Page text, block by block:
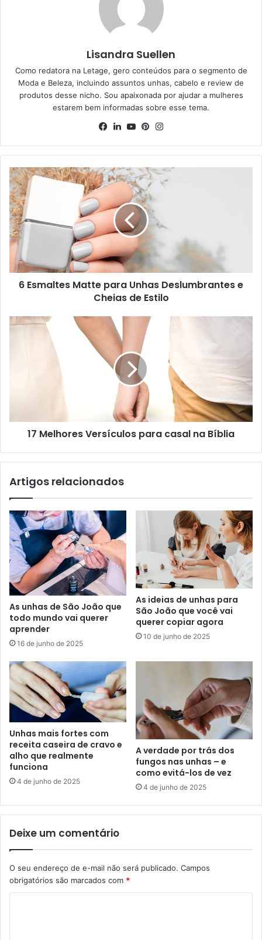
Lisandra Suellen
Como redatora na Letage, gero conteúdos para o segmento de
Moda e Beleza, incluindo assuntos unhas, cabelo e review de
produtos desse nicho. Sou apaixonada por ajudar a mulheres
estarem bem informadas sobre esse tema.
Facebook
Linkedin
YouTubePinterest
6 Esmaltes Matte para Unhas Deslumbrantes e
Cheias de Estilo
17 Melhores Versículos para casal na Bíblia
Artigos relacionados
As unhas de São João que
todo mundo vai querer
aprender
16 de junho de 2025
As ideias de unhas para
São João que você vai
querer copiar agora
10 de junho de 2025
Unhas mais fortes com
receita caseira de cravo e
alho que realmente
funciona
4 de junho de 2025
A verdade por trás dos
fungos nas unhas – e
como evitá-los de vez
4 de junho de 2025
Deixe um comentário
O seu endereço de e-mail não será publicado. Campos
obrigatórios são marcados com *